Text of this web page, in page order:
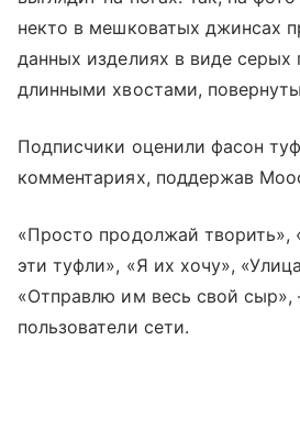
некто в мешковатых джинсах
данных изделиях в виде серых
длинными хвостами,
Подписчики оценили фасон
комментариях, поддержав
«Просто продолжай
эти туфли», «Я их хочу»,
«Отправлю им весь свой сыр»,
пользователи сети.